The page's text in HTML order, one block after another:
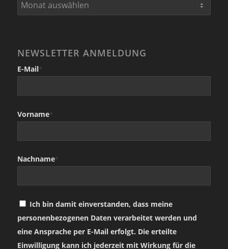
NEWSLETTER ANMELDUNG
E-Mail*
Vorname*
Nachname*
Ich bin damit einverstanden, dass meine
personenbezogenen Daten verarbeitet werden und
eine Ansprache per E-Mail erfolgt. Die erteilte
Einwilligung kann ich jederzeit mit Wirkung für die